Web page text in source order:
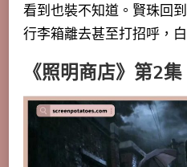
看到也裝不知道。賢珠回
行李箱離去甚至打招呼，
《照明商店》第2集